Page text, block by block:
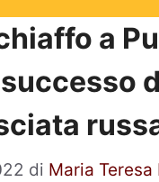
a
di Maria Teresa